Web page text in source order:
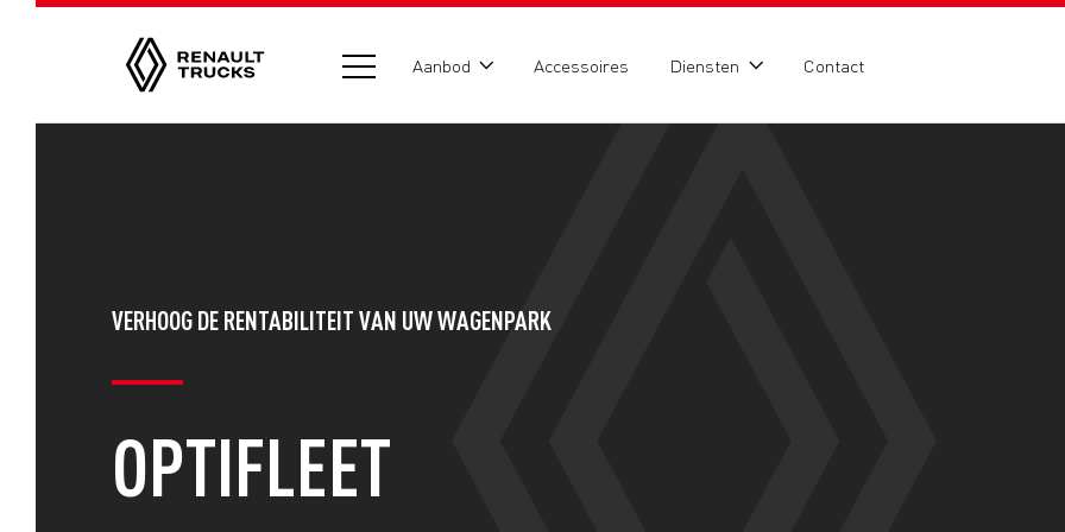
Aanbod Accessoires Diensten Contact
VERHOOG DE RENTABILITEIT VAN UW WAGENPARK
OPTIFLEET